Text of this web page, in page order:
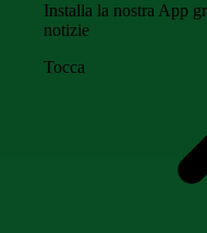
Installa la nostra App
notizie
Tocca